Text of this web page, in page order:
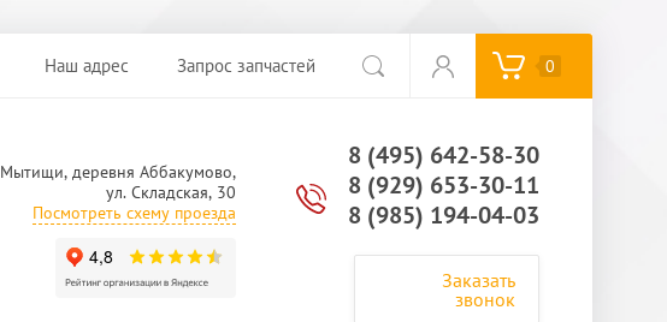
Наш адрес Запрос запчастей 0
Мытищи, деревня Аббакумово,
ул. Складская, 30
Посмотреть схему проезда
8 (495) 642-58-30
8 (929) 653-30-11
8 (985) 194-04-03
Заказать
звонок